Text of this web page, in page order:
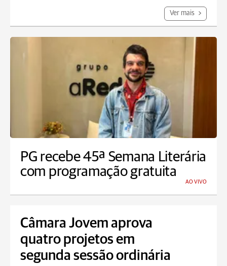
Ver mais
PG recebe 45ª Semana Literária
com programação gratuita
AO VIVO
Câmara Jovem aprova
quatro projetos em
segunda sessão ordinária